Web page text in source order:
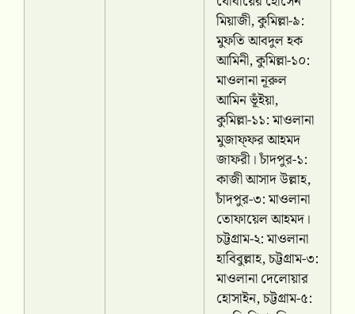
মিয়াজী, কুমিল্লা-৯:
মুফতি আবদুল হক
আমিনী, কুমিল্লা-১০:
মাওলানা নূরুল
আমিন ভূঁইয়া,
কুমিল্লা-১১: মাওলানা
মুজাফ্ফর আহমদ
জাফরী। চাঁদপুর-১:
কাজী আসাদ উল্লাহ,
চাঁদপুর-৩: মাওলানা
তোফায়েল আহমদ।
চট্টগ্রাম-২: মাওলানা
হাবিবুল্লাহ, চট্টগ্রাম-৩:
মাওলানা দেলোয়ার
হোসাইন, চট্টগ্রাম-৫: